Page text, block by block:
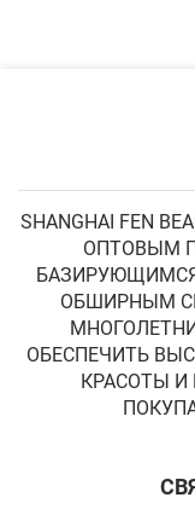
SHANGHAI FEN
ОПТОВЫМ
ОБШИРНЫМ
ОБЕСПЕЧИТЬ
КРАСОТЫ